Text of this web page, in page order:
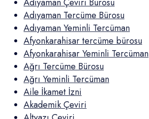
Adıyaman Tercüme Bürosu
Adıyaman Yeminli Tercüman
Afyonkarahisar tercüme bürosu
Afyonkarahisar Yeminli Tercüman
Ağrı Tercüme Bürosu
Ağrı Yeminli Tercüman
Aile İkamet İzni
Akademik Çeviri